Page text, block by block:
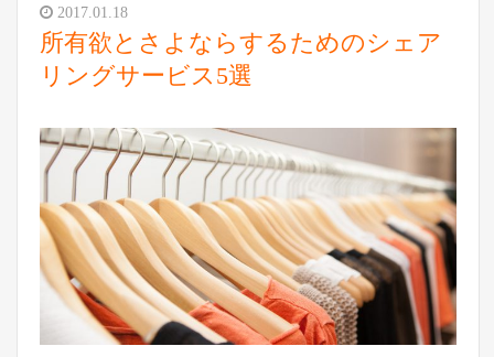
2017.01.18
所有欲とさよならするためのシェア
リングサービス5選